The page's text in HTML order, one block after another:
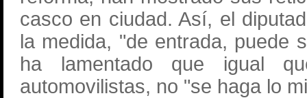
casco en ciudad. Así, el
la medida, "de entrada, puede
ha lamentado que igual
automovilistas, no "se haga lo